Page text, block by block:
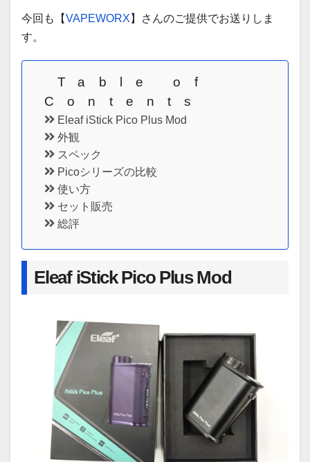
今回も【VAPEWORX 】さんのご提供でお送りしま
す。
Table of
Contents
Eleaf iStick Pico Plus Mod
外観
スペック
Picoシリーズの比較
使い方
セット販売
総評
Eleaf iStick Pico Plus Mod